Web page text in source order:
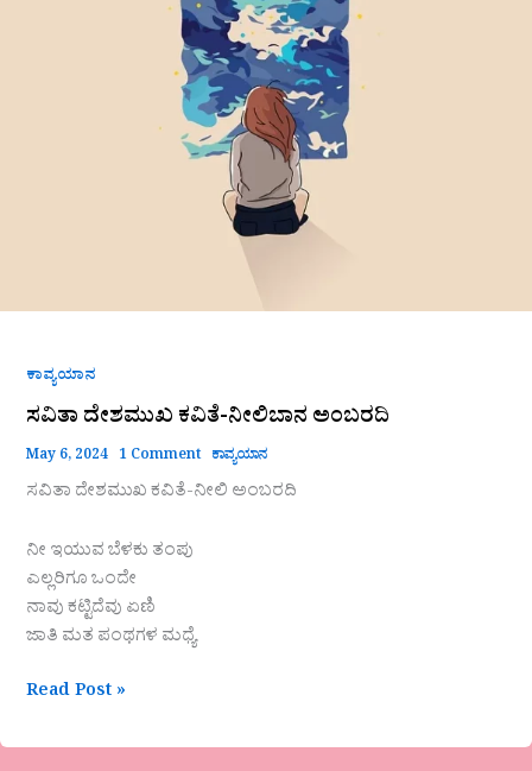
ಕಾವ್ಯಯಾನ
ಸವಿತಾ ದೇಶಮುಖ ಕವಿತೆ-ನೀಲಿಬಾನ ಅಂಬರದಿ
May 6, 2024 1 Comment ಕಾವ್ಯಯಾನ
ಸವಿತಾ ದೇಶಮುಖ ಕವಿತೆ-ನೀಲಿ ಅಂಬರದಿ
ನೀ ಇಯುವ ಬೆಳಕು ತಂಪು
ಎಲ್ಲರಿಗೂ ಒಂದೇ
ನಾವು ಕಟ್ಟಿದೆವು ಏಣಿ
ಜಾತಿ ಮತ ಪಂಥಗಳ ಮಧ್ಯೆ
Read Post »